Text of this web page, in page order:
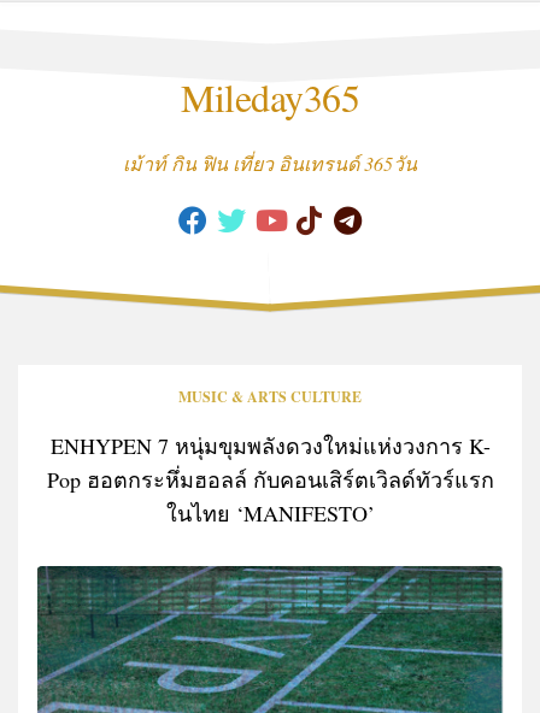
Mileday365
เม้าท์ กิน ฟิน เที่ยว อินเทรนด์ 365วัน
MUSIC & ARTS CULTURE
ENHYPEN 7 หนุ่มขุมพลังดวงใหม่แห่งวงการ K-
Pop ฮอตกระหึ่มฮอลล์ กับคอนเสิร์ตเวิลด์ทัวร์แรก
ในไทย ‘MANIFESTO’